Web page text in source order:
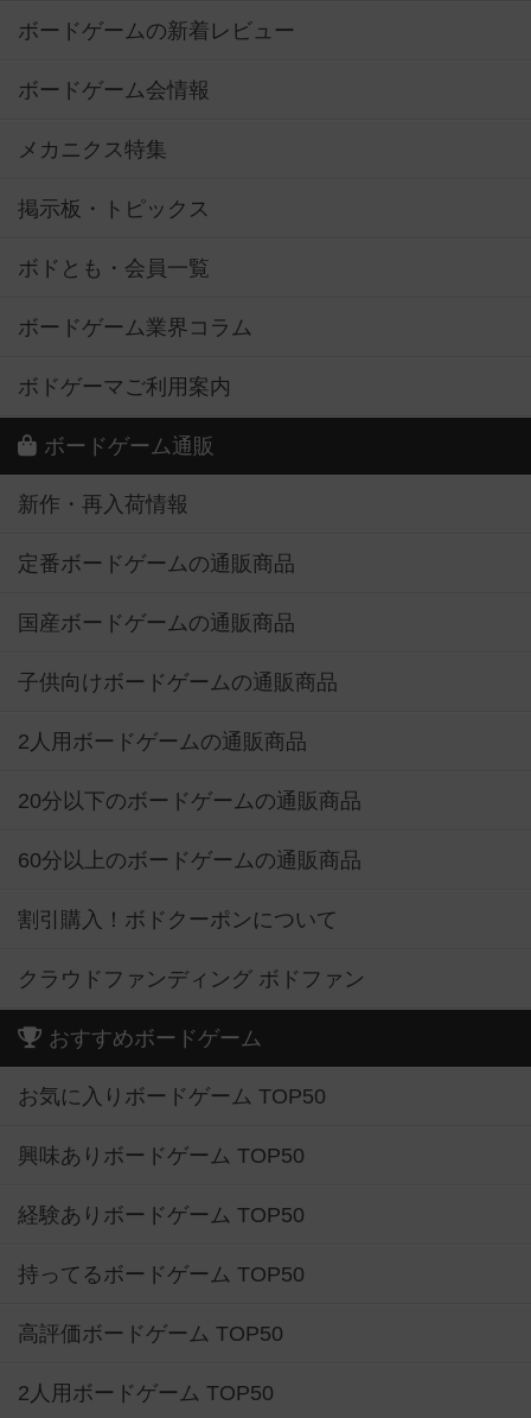
ボードゲームの新着レビュー
ボードゲーム会情報
メカニクス特集
掲示板・トピックス
ボドとも・会員一覧
ボードゲーム業界コラム
ボドゲーマご利用案内
ボードゲーム通販
新作・再入荷情報
定番ボードゲームの通販商品
国産ボードゲームの通販商品
子供向けボードゲームの通販商品
2人用ボードゲームの通販商品
20分以下のボードゲームの通販商品
60分以上のボードゲームの通販商品
割引購入！ボドクーポンについて
クラウドファンディング ボドファン
おすすめボードゲーム
お気に入りボードゲーム TOP50
興味ありボードゲーム TOP50
経験ありボードゲーム TOP50
持ってるボードゲーム TOP50
高評価ボードゲーム TOP50
2人用ボードゲーム TOP50